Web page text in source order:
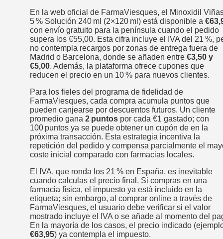
En la web oficial de FarmaViesques, el Minoxidil
5 % Solución 240 ml (2×120 ml) está disponible a
con envío gratuito para la península cuando el pedido
supera los €55,00. Esta cifra incluye el IVA del 21 %,
no contempla recargos por zonas de entrega fuera de
Madrid o Barcelona, donde se añaden entre €3,50 y
€5,00. Además, la plataforma ofrece cupones que
reducen el precio en un 10 % para nuevos clientes.
Para los fieles del programa de fidelidad de
FarmaViesques, cada compra acumula puntos que
pueden canjearse por descuentos futuros. Un cliente
promedio gana 2 puntos por cada €1 gastado; con
100 puntos ya se puede obtener un cupón de en la
próxima transacción. Esta estrategia incentiva la
repetición del pedido y compensa parcialmente el
coste inicial comparado con farmacias locales.
El IVA, que ronda los 21 % en España, es inevitable
cuando calculas el precio final. Si compras en una
farmacia física, el impuesto ya está incluido en la
etiqueta; sin embargo, al comprar online a través de
FarmaViesques, el usuario debe verificar si el valor
mostrado incluye el IVA o se añade al momento del
En la mayoría de los casos, el precio indicado
€63,95) ya contempla el impuesto.